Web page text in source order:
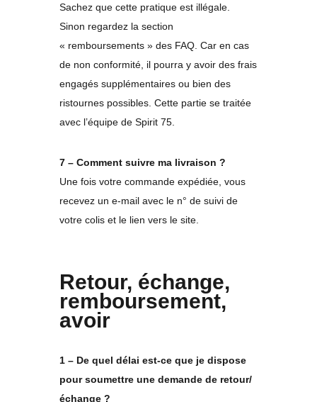
Sachez que cette pratique est illégale.
Sinon regardez la section
« remboursements » des FAQ. Car en cas
de non conformité, il pourra y avoir des frais
engagés supplémentaires ou bien des
ristournes possibles. Cette partie se traitée
avec l’équipe de Spirit 75.
7 – Comment suivre ma livraison ?
Une fois votre commande expédiée, vous
recevez un e-mail avec le n° de suivi de
votre colis et le lien vers le site.
Retour, échange,
remboursement,
avoir
1 – De quel délai est-ce que je dispose
pour soumettre une demande de retour/
échange ?